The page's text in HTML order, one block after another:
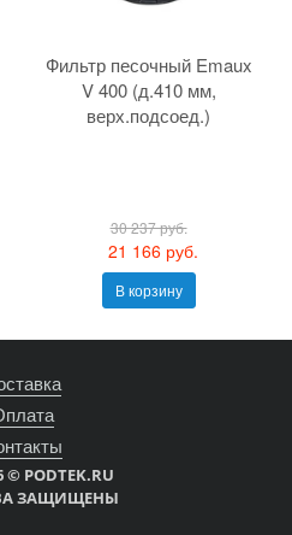
Фильтр песочный Emaux
V 400 (д.410 мм,
верх.подсоед.)
30 237 руб.
21 166 руб.
В корзину
© PODTEK.RU
ЗАЩИЩЕНЫ